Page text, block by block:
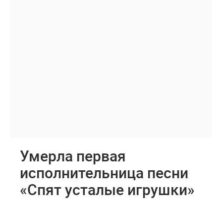
Умерла первая
исполнительница песни
«Спят усталые игрушки»